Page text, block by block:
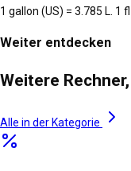
1 gallon (US) = 3.785 L. 1
Weiter entdecken
Weitere
Alle in der Kategorie